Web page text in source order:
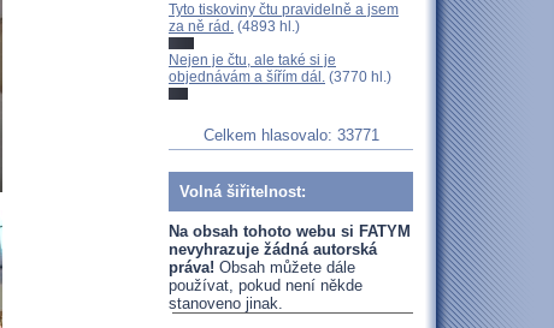
Tyto tiskoviny čtu pravidelně a jsem
za ně rád. (4893 hl.)
Nejen je čtu, ale také si je
objednávám a šířím dál. (3770 hl.)
Celkem hlasovalo: 33771
Volná šiřitelnost:
Na obsah tohoto webu si FATYM
nevyhrazuje žádná autorská
práva! Obsah můžete dále
používat, pokud není někde
stanoveno jinak.